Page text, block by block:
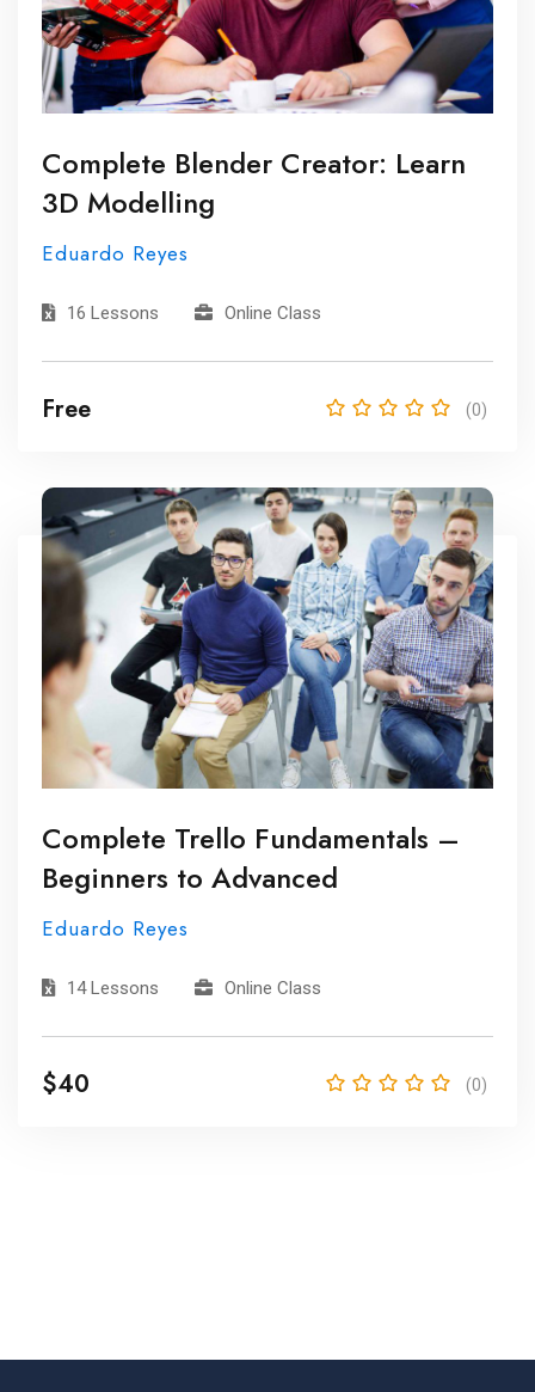
Complete Blender Creator: Learn
3D Modelling
Eduardo Reyes
16 Lessons Online Class
Free (0)
Complete Trello Fundamentals –
Beginners to Advanced
Eduardo Reyes
14 Lessons Online Class
$40 (0)